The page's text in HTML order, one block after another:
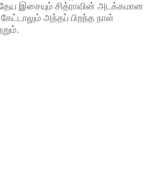
இசையும் சித்ராவின் அடக்கமான
கேட்டாலும் அந்தப் பிறந்த நாள்